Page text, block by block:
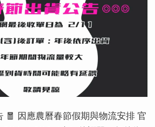
🧧 因應農曆春節假期與物流安排 官